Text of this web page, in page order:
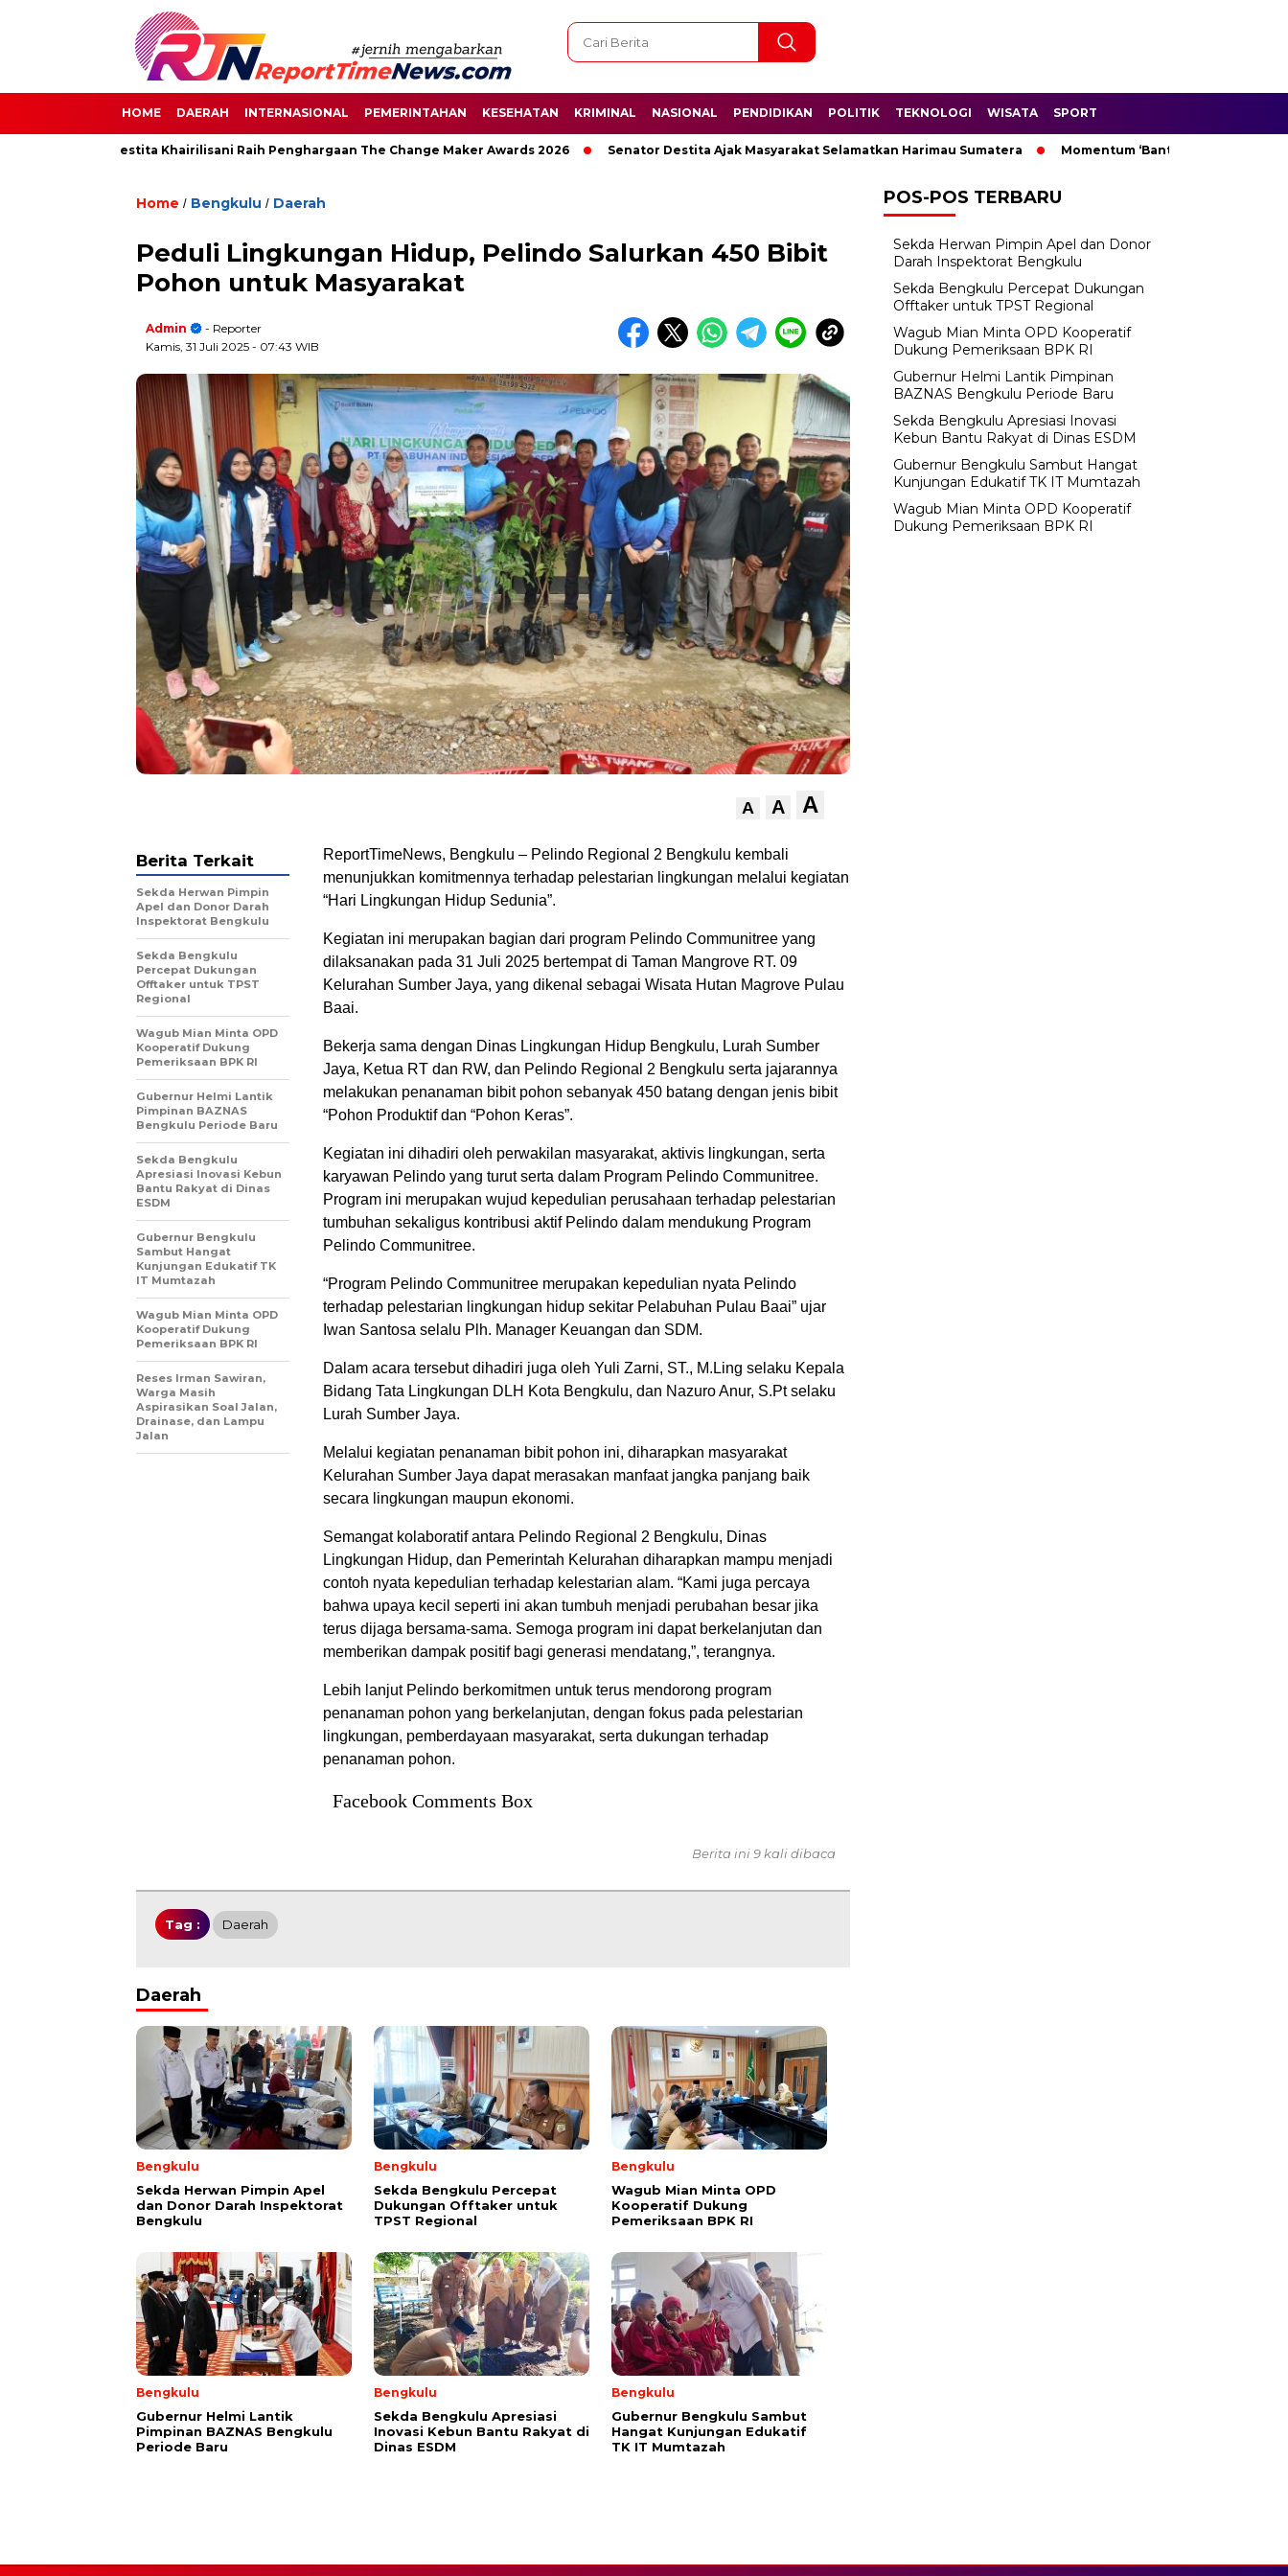
HOME DAERAH INTERNASIONAL PEMERINTAHAN KESEHATAN KRIMINAL NASIONAL PENDIDIKAN POLITIK TEKNOLOGI WISATA SPORT
Destita Khairilisani Raih Penghargaan The Change Maker Awards 2026 Senator Destita Ajak Masyarakat Selamatkan Harimau Sumatera Momentum ‘Bantu Rakyat’: Wagub Mian
Home / Bengkulu / Daerah
Peduli Lingkungan Hidup, Pelindo Salurkan 450 Bibit
Pohon untuk Masyarakat
Admin
- Reporter
Kamis, 31 Juli 2025 - 07:43 WIB
A A A
ReportTimeNews, Bengkulu – Pelindo Regional 2 Bengkulu kembali
menunjukkan komitmennya terhadap pelestarian lingkungan melalui kegiatan
“Hari Lingkungan Hidup Sedunia”.
Kegiatan ini merupakan bagian dari program Pelindo Communitree yang
dilaksanakan pada 31 Juli 2025 bertempat di Taman Mangrove RT. 09
Kelurahan Sumber Jaya, yang dikenal sebagai Wisata Hutan Magrove Pulau
Baai.
Bekerja sama dengan Dinas Lingkungan Hidup Bengkulu, Lurah Sumber
Jaya, Ketua RT dan RW, dan Pelindo Regional 2 Bengkulu serta jajarannya
melakukan penanaman bibit pohon sebanyak 450 batang dengan jenis bibit
“Pohon Produktif dan “Pohon Keras”.
Kegiatan ini dihadiri oleh perwakilan masyarakat, aktivis lingkungan, serta
karyawan Pelindo yang turut serta dalam Program Pelindo Communitree.
Program ini merupakan wujud kepedulian perusahaan terhadap pelestarian
tumbuhan sekaligus kontribusi aktif Pelindo dalam mendukung Program
Pelindo Communitree.
“Program Pelindo Communitree merupakan kepedulian nyata Pelindo
terhadap pelestarian lingkungan hidup sekitar Pelabuhan Pulau Baai” ujar
Iwan Santosa selalu Plh. Manager Keuangan dan SDM.
Dalam acara tersebut dihadiri juga oleh Yuli Zarni, ST., M.Ling selaku Kepala
Bidang Tata Lingkungan DLH Kota Bengkulu, dan Nazuro Anur, S.Pt selaku
Lurah Sumber Jaya.
Melalui kegiatan penanaman bibit pohon ini, diharapkan masyarakat
Kelurahan Sumber Jaya dapat merasakan manfaat jangka panjang baik
secara lingkungan maupun ekonomi.
Semangat kolaboratif antara Pelindo Regional 2 Bengkulu, Dinas
Lingkungan Hidup, dan Pemerintah Kelurahan diharapkan mampu menjadi
contoh nyata kepedulian terhadap kelestarian alam. “Kami juga percaya
bahwa upaya kecil seperti ini akan tumbuh menjadi perubahan besar jika
terus dijaga bersama-sama. Semoga program ini dapat berkelanjutan dan
memberikan dampak positif bagi generasi mendatang,”, terangnya.
Lebih lanjut Pelindo berkomitmen untuk terus mendorong program
penanaman pohon yang berkelanjutan, dengan fokus pada pelestarian
lingkungan, pemberdayaan masyarakat, serta dukungan terhadap
penanaman pohon.
Facebook Comments Box
Berita Terkait
Sekda Herwan Pimpin
Apel dan Donor Darah
Inspektorat Bengkulu
Sekda Bengkulu
Percepat Dukungan
Offtaker untuk TPST
Regional
Wagub Mian Minta OPD
Kooperatif Dukung
Pemeriksaan BPK RI
Gubernur Helmi Lantik
Pimpinan BAZNAS
Bengkulu Periode Baru
Sekda Bengkulu
Apresiasi Inovasi Kebun
Bantu Rakyat di Dinas
ESDM
Gubernur Bengkulu
Sambut Hangat
Kunjungan Edukatif TK
IT Mumtazah
Wagub Mian Minta OPD
Kooperatif Dukung
Pemeriksaan BPK RI
Reses Irman Sawiran,
Warga Masih
Aspirasikan Soal Jalan,
Drainase, dan Lampu
Jalan
Berita ini 9 kali dibaca
Tag : Daerah
Daerah
Bengkulu
Sekda Herwan Pimpin Apel
dan Donor Darah Inspektorat
Bengkulu
Bengkulu
Sekda Bengkulu Percepat
Dukungan Offtaker untuk
TPST Regional
Bengkulu
Wagub Mian Minta OPD
Kooperatif Dukung
Pemeriksaan BPK RI
Bengkulu
Gubernur Helmi Lantik
Pimpinan BAZNAS Bengkulu
Periode Baru
Bengkulu
Sekda Bengkulu Apresiasi
Inovasi Kebun Bantu Rakyat di
Dinas ESDM
Bengkulu
Gubernur Bengkulu Sambut
Hangat Kunjungan Edukatif
TK IT Mumtazah
POS-POS TERBARU
Sekda Herwan Pimpin Apel dan Donor
Darah Inspektorat Bengkulu
Sekda Bengkulu Percepat Dukungan
Offtaker untuk TPST Regional
Wagub Mian Minta OPD Kooperatif
Dukung Pemeriksaan BPK RI
Gubernur Helmi Lantik Pimpinan
BAZNAS Bengkulu Periode Baru
Sekda Bengkulu Apresiasi Inovasi
Kebun Bantu Rakyat di Dinas ESDM
Gubernur Bengkulu Sambut Hangat
Kunjungan Edukatif TK IT Mumtazah
Wagub Mian Minta OPD Kooperatif
Dukung Pemeriksaan BPK RI